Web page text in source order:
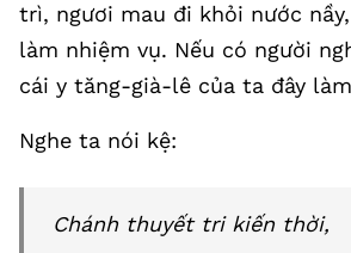
trì, ngươi mau đi khỏi nước
làm nhiệm vụ. Nếu có người
cái y tăng-già-lê của ta đây
Nghe ta nói kệ:
Chánh thuyết tri kiến thời,